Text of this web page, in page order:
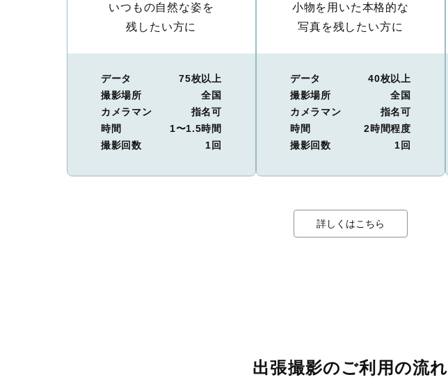
いつもの自然な姿を
残したい方に
データ
75枚以上
撮影場所
全国
カメラマン
指名可
時間
1〜1.5時間
撮影回数
1回
小物を用いた本格的な
写真を残したい方に
データ
40枚以上
撮影場所
全国
カメラマン
指名可
時間
2時間程度
撮影回数
1回
詳しくはこちら
出張撮影のご利用の流れ